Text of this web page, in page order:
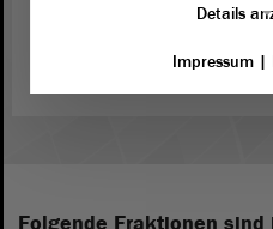
Sachsen-Anhalts EU-
Folgende Fraktionen sind
Details
Impressum|